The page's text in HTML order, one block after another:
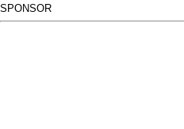
SPONSOR